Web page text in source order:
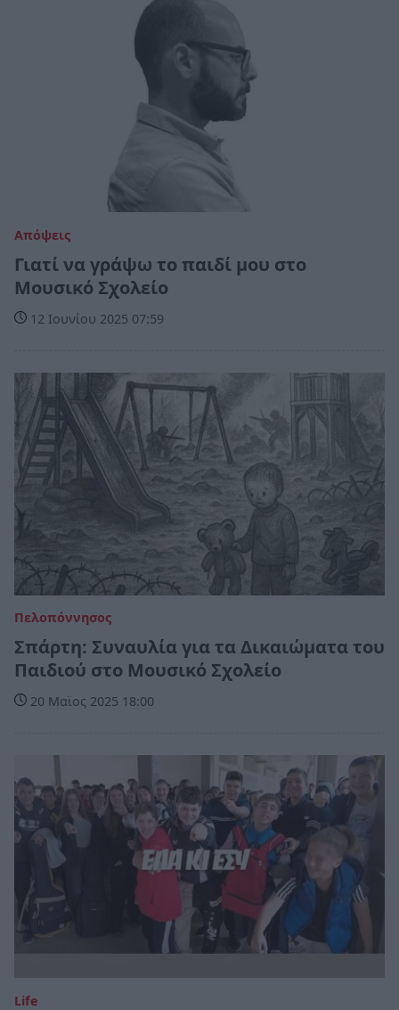
Απόψεις
Γιατί να γράψω το παιδί μου στο
Μουσικό Σχολείο
12 Ιουνίου 2025 07:59
Πελοπόννησος
Σπάρτη: Συναυλία για τα Δικαιώματα του
Παιδιού στο Μουσικό Σχολείο
20 Μαϊος 2025 18:00
Life